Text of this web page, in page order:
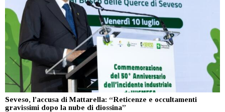
Seveso, l’accusa di Mattarella: “Reticenze e occultamenti
gravissimi dopo la nube di diossina”